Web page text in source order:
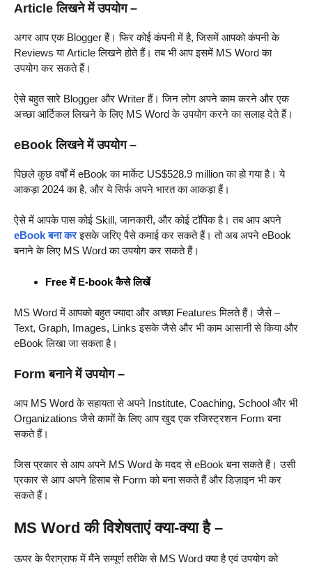
Article लिखने में उपयोग –
अगर आप एक Blogger हैं। फिर कोई कंपनी में है, जिसमें आपको कंपनी के
Reviews या Article लिखने होते हैं। तब भी आप इसमें MS Word का
उपयोग कर सकते हैं।
ऐसे बहुत सारे Blogger और Writer हैं। जिन लोग अपने काम करने और एक
अच्छा आर्टिकल लिखने के लिए MS Word के उपयोग करने का सलाह देते हैं।
eBook लिखने में उपयोग –
पिछले कुछ वर्षों में eBook का मार्केट US$528.9 million का हो गया है। ये
आकड़ा 2024 का है, और ये सिर्फ अपने भारत का आकड़ा हैं।
ऐसे में आपके पास कोई Skill, जानकारी, और कोई टॉपिक है। तब आप अपने
eBook बना करइसके जरिए पैसे कमाई कर सकते हैं। तो अब अपने eBook
बनाने के लिए MS Word का उपयोग कर सकते हैं।
Free में E-book कैसे लिखें
MS Word में आपको बहुत ज्यादा और अच्छा Features मिलते हैं। जैसे –
Text, Graph, Images, Links इसके जैसे और भी काम आसानी से किया और
eBook लिखा जा सकता है।
Form बनाने में उपयोग –
आप MS Word के सहायता से अपने Institute, Coaching, School और भी
Organizations जैसे कामों के लिए आप खुद एक रजिस्ट्रशन Form बना
सकते हैं।
जिस प्रकार से आप अपने MS Word के मदद से eBook बना सकते हैं। उसी
प्रकार से आप अपने हिसाब से Form को बना सकते हैं और डिज़ाइन भी कर
सकते हैं।
MS Word की विशेषताएं क्या-क्या है –
ऊपर के पैराग्राफ में मैंने सम्पूर्ण तरीके से MS Word क्या है एवं उपयोग को